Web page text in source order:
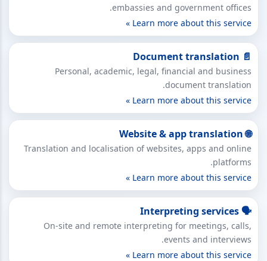
embassies and government offices.
Learn more about this service »
📄 Document translation
Personal, academic, legal, financial and business
document translation.
Learn more about this service »
🌐 Website & app translation
Translation and localisation of websites, apps and online
platforms.
Learn more about this service »
🗣 Interpreting services
On-site and remote interpreting for meetings, calls,
events and interviews.
Learn more about this service »